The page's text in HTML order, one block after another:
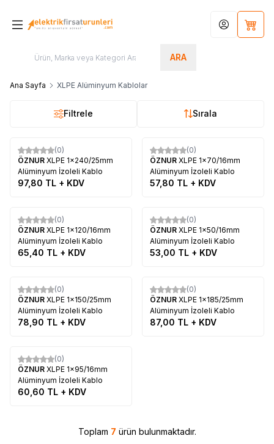
ARA
Hesabım
Ana Sayfa XLPE Alüminyum Kablolar
Filtrele Sırala
(0)
ÖZNUR XLPE 1x240/25mm
Alüminyum İzoleli Kablo
97,80 TL + KDV
(0)
ÖZNUR XLPE 1x70/16mm
Alüminyum İzoleli Kablo
57,80 TL + KDV
(0)
ÖZNUR XLPE 1x120/16mm
Alüminyum İzoleli Kablo
65,40 TL + KDV
(0)
ÖZNUR XLPE 1x50/16mm
Alüminyum İzoleli Kablo
53,00 TL + KDV
(0)
ÖZNUR XLPE 1x150/25mm
Alüminyum İzoleli Kablo
78,90 TL + KDV
(0)
ÖZNUR XLPE 1x185/25mm
Alüminyum İzoleli Kablo
87,00 TL + KDV
(0)
ÖZNUR XLPE 1x95/16mm
Alüminyum İzoleli Kablo
60,60 TL + KDV
Toplam 7 ürün bulunmaktadır.